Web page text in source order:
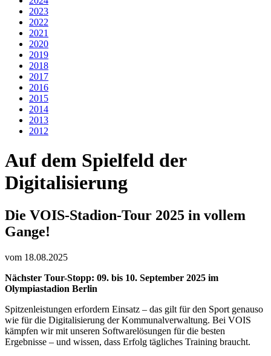
2023
2022
2021
2020
2019
2018
2017
2016
2015
2014
2013
2012
Auf dem Spielfeld der
Digitalisierung
Die VOIS-Stadion-Tour 2025 in vollem
Gange!
vom 18.08.2025
Nächster Tour-Stopp: 09. bis 10. September 2025 im
Olympiastadion Berlin
Spitzenleistungen erfordern Einsatz – das gilt für den Sport genauso
wie für die Digitalisierung der Kommunalverwaltung. Bei VOIS
kämpfen wir mit unseren Softwarelösungen für die besten
Ergebnisse – und wissen, dass Erfolg tägliches Training braucht.